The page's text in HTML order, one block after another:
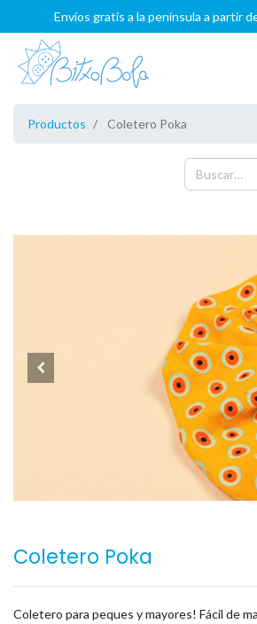
Envíos gratis a la península a partir
Productos Coletero Poka
Coletero Poka
Coletero para peques y mayores! Fácil de